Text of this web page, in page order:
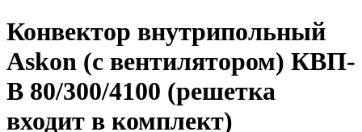
Конвектор внутрипольный
Askon (с вентилятором) КВП-
В 80/300/4100 (решетка
входит в комплект)